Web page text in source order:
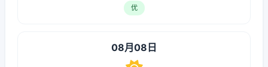
优
08月08日